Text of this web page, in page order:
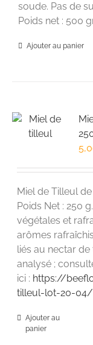
soude. Pas de
Poids net : 500
Ajouter au panier
Miel de Tilleul
Poids Net : 250
végétales et
arômes
liés au nectar de
analysé ;
ici : https://
tilleul-lot-20-04/
Ajouter au
panier